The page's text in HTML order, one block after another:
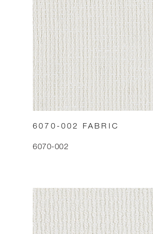
6070-002 FABRIC
6070-002